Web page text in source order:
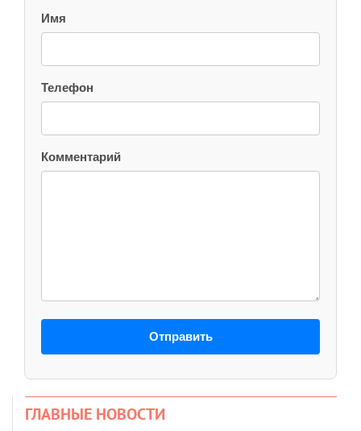
Имя
Телефон
Комментарий
Отправить
ГЛАВНЫЕ НОВОСТИ